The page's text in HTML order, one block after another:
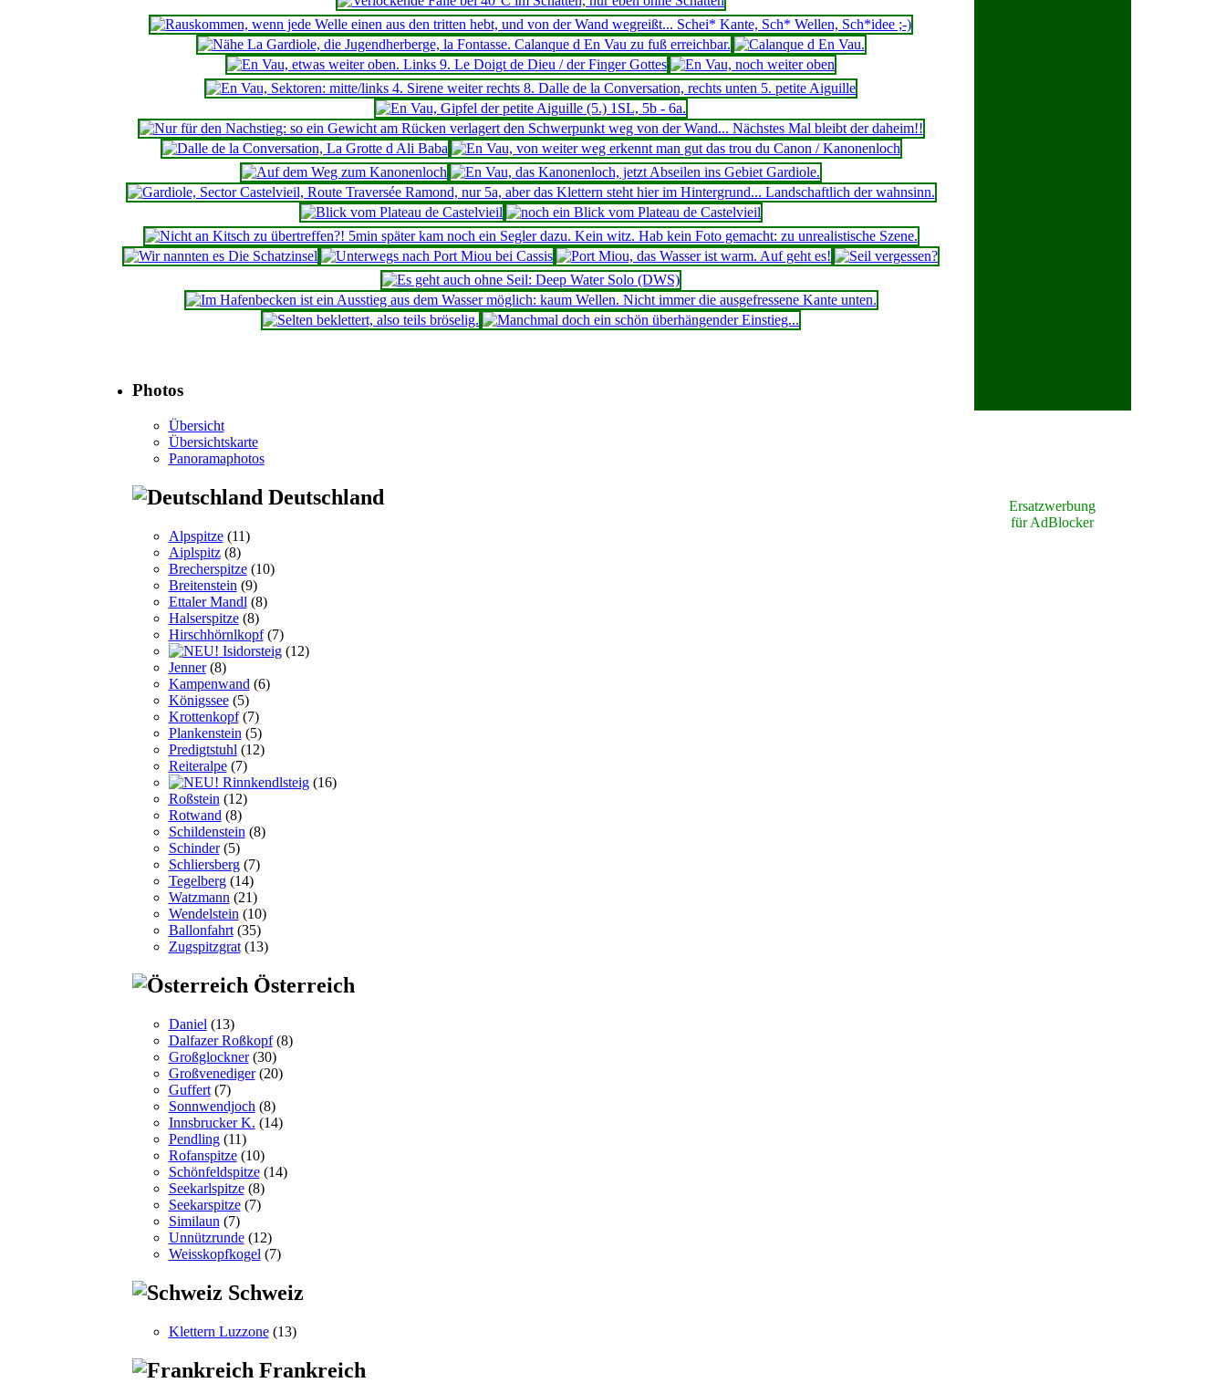
Ersatzwerbung
für AdBlocker
Photos
Übersicht
Übersichtskarte
Panoramaphotos
Deutschland
Alpspitze(11)
Aiplspitz(8)
Brecherspitze(10)
Breitenstein (9)
Ettaler Mandl (8)
Halserspitze(8)
Hirschhörnlkopf(7)
Isidorsteig(12)
Jenner(8)
Kampenwand (6)
Königssee(5)
Krottenkopf(7)
Plankenstein (5)
Predigtstuhl (12)
Reiteralpe(7)
Rinnkendlsteig(16)
Roßstein (12)
Rotwand (8)
Schildenstein (8)
Schinder(5)
Schliersberg(7)
Tegelberg(14)
Watzmann (21)
Wendelstein (10)
Ballonfahrt(35)
Zugspitzgrat(13)
Österreich
Daniel (13)
Dalfazer Roßkopf(8)
Großglockner(30)
Großvenediger(20)
Guffert(7)
Sonnwendjoch (8)
Innsbrucker K. (14)
Pendling(11)
Rofanspitze(10)
Schönfeldspitze(14)
Seekarlspitze(8)
Seekarspitze(7)
Similaun (7)
Unnützrunde(12)
Weisskopfkogel (7)
Schweiz
Klettern Luzzone(13)
Frankreich